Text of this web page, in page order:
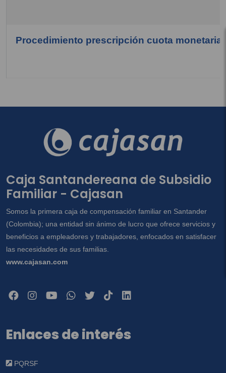
Procedimiento prescripción cuota monetaria
Caja Santandereana de Subsidio
Familiar - Cajasan
Somos la primera caja de compensación familiar en Santander
(Colombia); una entidad sin ánimo de lucro que ofrece servicios y
beneficios a empleadores y trabajadores, enfocados en satisfacer
las necesidades de sus familias.
www.cajasan.com
Enlaces de interés
PQRSF